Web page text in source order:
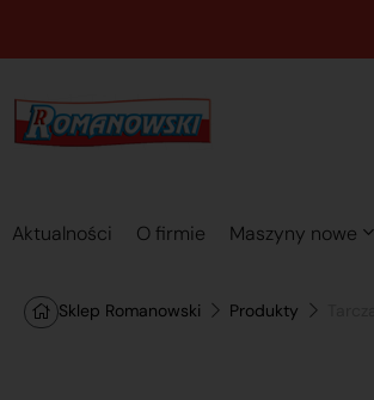
Aktualności O firmie Maszyny nowe
Sklep Romanowski Produkty